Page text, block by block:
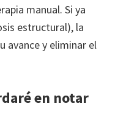
manual. Si ya
estructural), la
avance y eliminar el
en notar